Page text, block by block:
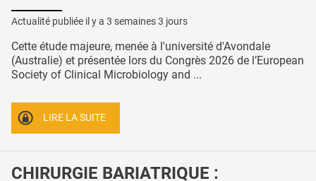
Actualité publiée il y a 3 semaines 3 jours
Cette étude majeure, menée à l'université d'Avondale
(Australie) et présentée lors du Congrès 2026 de l’European
Society of Clinical Microbiology and ...
LIRE LA SUITE
CHIRURGIE BARIATRIQUE :